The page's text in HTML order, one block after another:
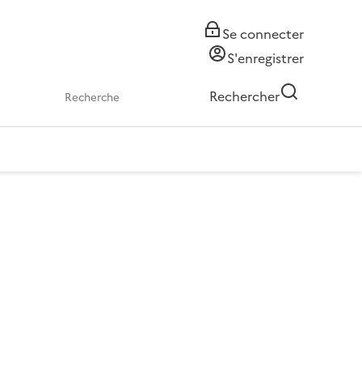
Se connecter
S'enregistrer
Rechercher